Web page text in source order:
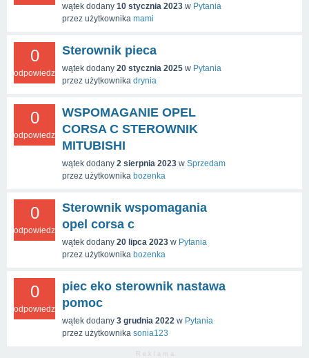
wątek dodany 10 stycznia 2023 w Pytania
przez użytkownika mami
0
odpowiedzi
Sterownik pieca
wątek dodany 20 stycznia 2025 w Pytania
przez użytkownika drynia
0
odpowiedzi
WSPOMAGANIE OPEL
CORSA C STEROWNIK
MITUBISHI
wątek dodany 2 sierpnia 2023 w Sprzedam
przez użytkownika bozenka
0
odpowiedzi
Sterownik wspomagania
opel corsa c
wątek dodany 20 lipca 2023 w Pytania
przez użytkownika bozenka
0
odpowiedzi
piec eko sterownik nastawa
pomoc
wątek dodany 3 grudnia 2022 w Pytania
przez użytkownika sonia123
R e k l a m a